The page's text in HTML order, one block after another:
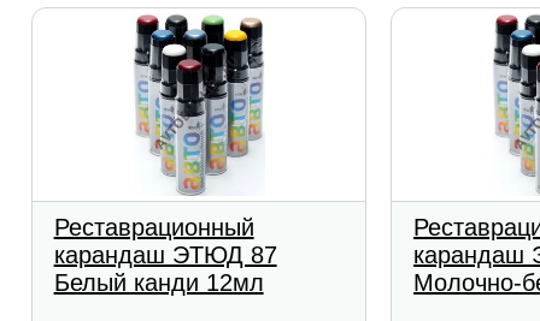
Реставрационный
карандаш ЭТЮД 87
Белый канди 12мл
карандаш
Молочно-